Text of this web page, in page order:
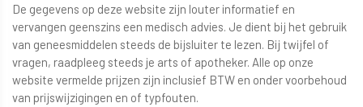
De gegevens op deze website zijn louter informatief en
vervangen geenszins een medisch advies. Je dient bij het gebruik
van geneesmiddelen steeds de bijsluiter te lezen. Bij twijfel of
vragen, raadpleeg steeds je arts of apotheker. Alle op onze
website vermelde prijzen zijn inclusief BTW en onder voorbehoud
van prijswijzigingen en of typfouten.